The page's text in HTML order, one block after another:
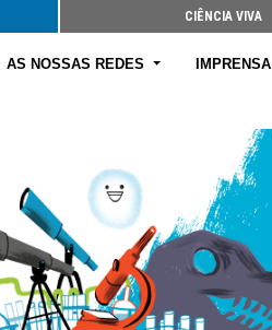
CIÊNCIA VIVA
AS NOSSAS REDES IMPRENSA